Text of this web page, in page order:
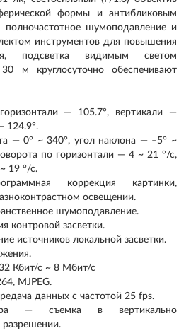
формы и антибликовым
полночастотное шумоподавление и
инструментов для повышения
подсветка видимым светом
м круглосуточно обеспечивают
— 105.7°, вертикали —
124.9°.
— 0° ~ 340°, угол наклона — –5° ~
по горизонтали — 4 ~ 21 °/с,
19 °/с.
коррекция картинки,
освещении.
шумоподавление.
контровой засветки.
источников локальной засветки.
Кбит/с ~ 8 Мбит/с
MJPEG.
данных с частотой 25 fps.
— съемка в вертикально